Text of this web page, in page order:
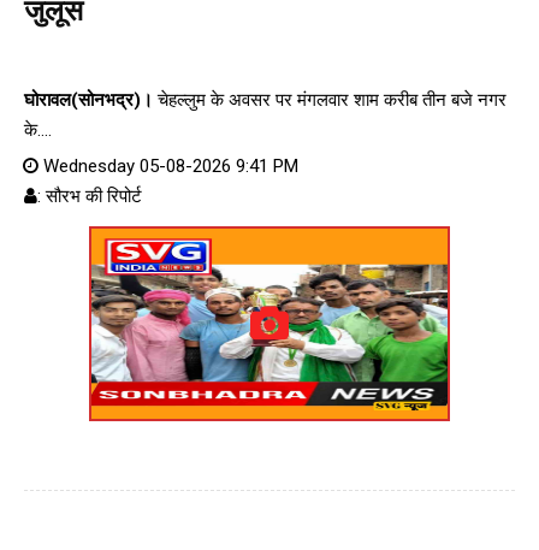
जुलूस
घोरावल(सोनभद्र)। चेहल्लुम के अवसर पर मंगलवार शाम करीब तीन बजे नगर
के....
Wednesday 05-08-2026 9:41 PM
: सौरभ की रिपोर्ट